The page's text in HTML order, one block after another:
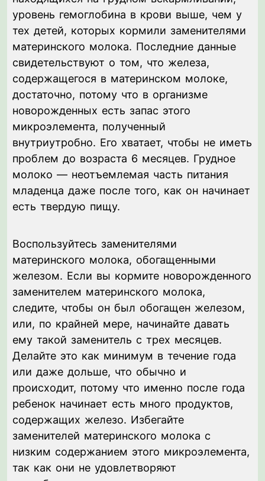
уровень гемоглобина в крови выше, чем у
тех детей, которых кормили заменителями
материнского молока. Последние данные
свидетельствуют о том, что железа,
содержащегося в материнском молоке,
достаточно, потому что в организме
новорожденных есть запас этого
микроэлемента, полученный
внутриутробно. Его хватает, чтобы не иметь
проблем до возраста 6 месяцев. Грудное
молоко — неотъемлемая часть питания
младенца даже после того, как он начинает
есть твердую пищу.
Воспользуйтесь заменителями
материнского молока, обогащенными
железом. Если вы кормите новорожденного
заменителем материнского молока,
следите, чтобы он был обогащен железом,
или, по крайней мере, начинайте давать
ему такой заменитель с трех месяцев.
Делайте это как минимум в течение года
или даже дольше, что обычно и
происходит, потому что именно после года
ребенок начинает есть много продуктов,
содержащих железо. Избегайте
заменителей материнского молока с
низким содержанием этого микроэлемента,
так как они не удовлетворяют